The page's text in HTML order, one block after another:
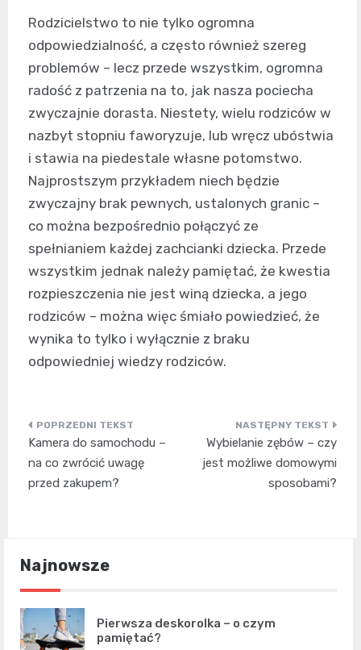
Rodzicielstwo to nie tylko ogromna
odpowiedzialność, a często również szereg
problemów – lecz przede wszystkim, ogromna
radość z patrzenia na to, jak nasza pociecha
zwyczajnie dorasta. Niestety, wielu rodziców w
nazbyt stopniu faworyzuje, lub wręcz ubóstwia
i stawia na piedestale własne potomstwo.
Najprostszym przykładem niech będzie
zwyczajny brak pewnych, ustalonych granic –
co można bezpośrednio połączyć ze
spełnianiem każdej zachcianki dziecka. Przede
wszystkim jednak należy pamiętać, że kwestia
rozpieszczenia nie jest winą dziecka, a jego
rodziców – można więc śmiało powiedzieć, że
wynika to tylko i wyłącznie z braku
odpowiedniej wiedzy rodziców.
Nawigacja
wpisu
Kamera do samochodu –
na co zwrócić uwagę
przed zakupem?
Wybielanie zębów – czy
jest możliwe domowymi
sposobami?
Najnowsze
Pierwsza deskorolka – o czym
pamiętać?